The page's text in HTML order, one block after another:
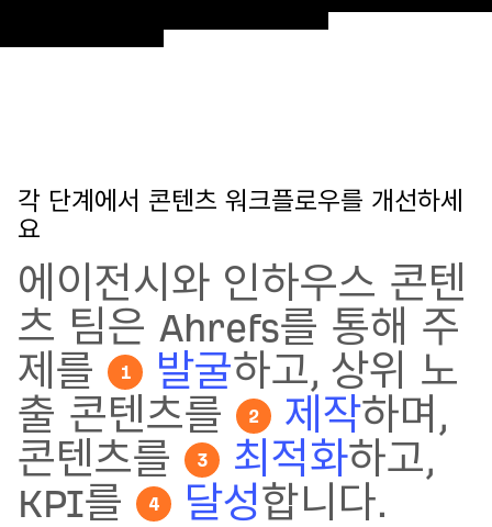
각 단계에서 콘텐츠 워크플로우를 개선하세
요
에이전시와 인하우스 콘텐
츠 팀은 Ahrefs를 통해 주
제를
1 발굴하고, 상위 노
출 콘텐츠를
2 제작하며,
콘텐츠를
3 최적화하고,
KPI를
4 달성합니다.